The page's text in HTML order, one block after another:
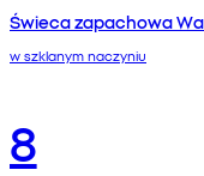
Świeca zapachowa
w szklanym naczyniu
8